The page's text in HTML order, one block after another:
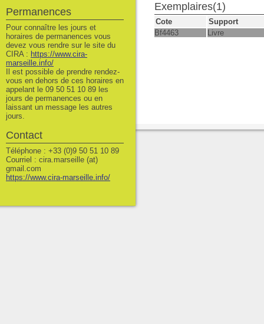
Exemplaires(1)
Cote
Support
Bf4463
Livre
Permanences
Pour connaître les jours et
horaires de permanences vous
devez vous rendre sur le site du
CIRA : https://www.cira-
marseille.info/
Il est possible de prendre rendez-
vous en dehors de ces horaires en
appelant le 09 50 51 10 89 les
jours de permanences ou en
laissant un message les autres
jours.
Contact
Téléphone : +33 (0)9 50 51 10 89
Courriel : cira.marseille (at)
gmail.com
https://www.cira-marseille.info/